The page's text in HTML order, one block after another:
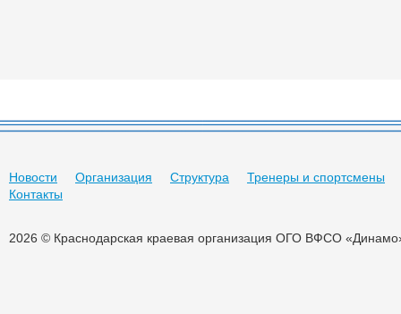
Новости Организация Структура
Тренеры и спортсмены
Контакты
2026 © Краснодарская краевая организация ОГО ВФСО